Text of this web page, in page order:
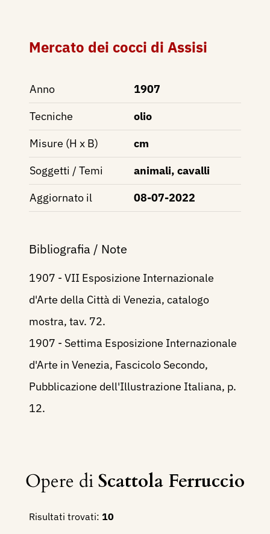
Mercato dei cocci di Assisi
Anno
1907
Tecniche
olio
Misure (H x B)
cm
Soggetti / Temi
animali, cavalli
Aggiornato il
08-07-2022
Bibliografia / Note
1907 - VII Esposizione Internazionale
d'Arte della Città di Venezia, catalogo
mostra, tav. 72.
1907 - Settima Esposizione Internazionale
d'Arte in Venezia, Fascicolo Secondo,
Pubblicazione dell'Illustrazione Italiana, p.
12.
Opere diScattola Ferruccio
Risultati trovati: 10